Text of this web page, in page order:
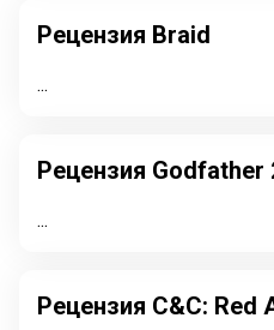
Рецензия Braid
...
Рецензия Godfather
...
Рецензия C&C: Red